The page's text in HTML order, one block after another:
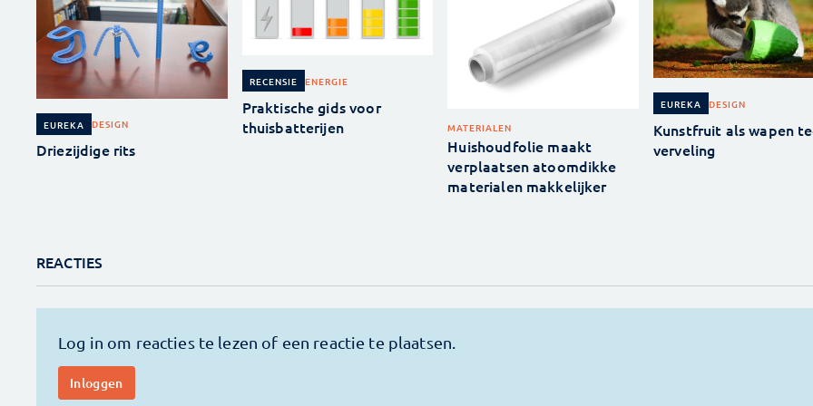
EUREKA DESIGN
Driezijdige rits
RECENSIE ENERGIE
Praktische gids voor
thuisbatterijen
MATERIALEN
Huishoudfolie maakt
verplaatsen atoomdikke
materialen makkelijker
EUREKA DESIGN
Kunstfruit als wapen
verveling
REACTIES